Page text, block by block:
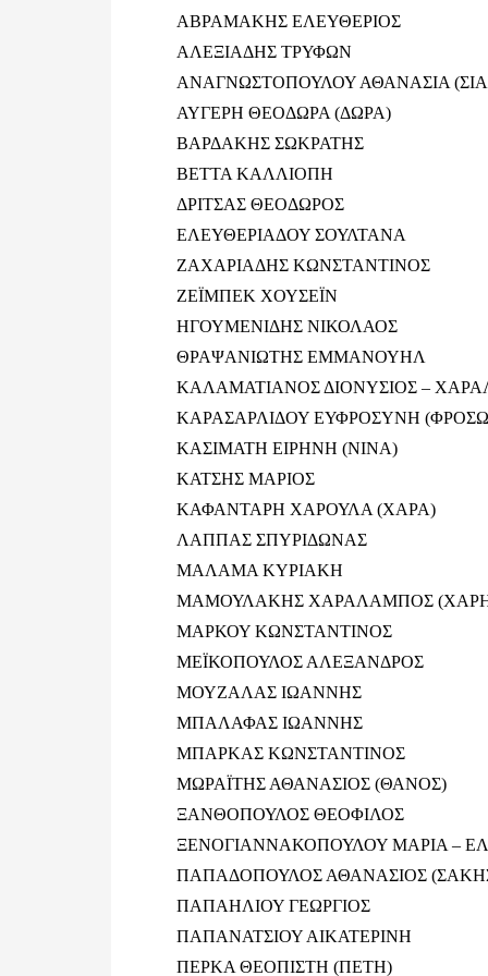
ΑΒΡΑΜΑΚΗΣ ΕΛΕΥΘΕΡΙΟΣ
ΑΛΕΞΙΑΔΗΣ ΤΡΥΦΩΝ
ΑΝΑΓΝΩΣΤΟΠΟΥΛΟΥ ΑΘΑΝΑΣΙΑ
ΑΥΓΕΡΗ ΘΕΟΔΩΡΑ (ΔΩΡΑ)
ΒΑΡΔΑΚΗΣ ΣΩΚΡΑΤΗΣ
ΒΕΤΤΑ ΚΑΛΛΙΟΠΗ
ΔΡΙΤΣΑΣ ΘΕΟΔΩΡΟΣ
ΕΛΕΥΘΕΡΙΑΔΟΥ ΣΟΥΛΤΑΝΑ
ΖΑΧΑΡΙΑΔΗΣ ΚΩΝΣΤΑΝΤΙΝΟΣ
ΖΕΪΜΠΕΚ ΧΟΥΣΕΪΝ
ΗΓΟΥΜΕΝΙΔΗΣ ΝΙΚΟΛΑΟΣ
ΘΡΑΨΑΝΙΩΤΗΣ ΕΜΜΑΝΟΥΗΛ
ΚΑΛΑΜΑΤΙΑΝΟΣ ΔΙΟΝΥΣΙΟΣ –
ΚΑΡΑΣΑΡΛΙΔΟΥ ΕΥΦΡΟΣΥΝΗ
ΚΑΣΙΜΑΤΗ ΕΙΡΗΝΗ (ΝΙΝΑ)
ΚΑΤΣΗΣ ΜΑΡΙΟΣ
ΚΑΦΑΝΤΑΡΗ ΧΑΡΟΥΛΑ (ΧΑΡΑ)
ΛΑΠΠΑΣ ΣΠΥΡΙΔΩΝΑΣ
ΜΑΛΑΜΑ ΚΥΡΙΑΚΗ
ΜΑΜΟΥΛΑΚΗΣ ΧΑΡΑΛΑΜΠΟΣ
ΜΑΡΚΟΥ ΚΩΝΣΤΑΝΤΙΝΟΣ
ΜΕΪΚΟΠΟΥΛΟΣ ΑΛΕΞΑΝΔΡΟΣ
ΜΟΥΖΑΛΑΣ ΙΩΑΝΝΗΣ
ΜΠΑΛΑΦΑΣ ΙΩΑΝΝΗΣ
ΜΠΑΡΚΑΣ ΚΩΝΣΤΑΝΤΙΝΟΣ
ΜΩΡΑΪΤΗΣ ΑΘΑΝΑΣΙΟΣ (ΘΑΝΟΣ)
ΞΑΝΘΟΠΟΥΛΟΣ ΘΕΟΦΙΛΟΣ
ΞΕΝΟΓΙΑΝΝΑΚΟΠΟΥΛΟΥ ΜΑΡΙΑ –
ΠΑΠΑΔΟΠΟΥΛΟΣ ΑΘΑΝΑΣΙΟΣ
ΠΑΠΑΗΛΙΟΥ ΓΕΩΡΓΙΟΣ
ΠΑΠΑΝΑΤΣΙΟΥ ΑΙΚΑΤΕΡΙΝΗ
ΠΕΡΚΑ ΘΕΟΠΙΣΤΗ (ΠΕΤΗ)